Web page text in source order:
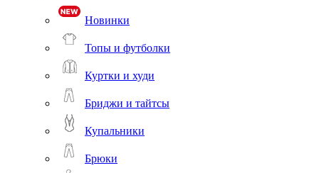
Новинки
Топы и футболки
Куртки и худи
Бриджи и тайтсы
Купальники
Брюки